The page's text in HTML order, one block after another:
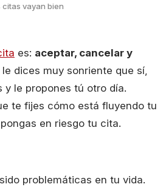
vayan bien
es: aceptar, cancelar y
dices muy sonriente que sí,
le propones tú otro día.
te fijes cómo está fluyendo tu
en riesgo tu cita.
problemáticas en tu vida.